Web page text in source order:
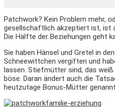
Patchwork? Kein Problem mehr,
gesellschaftlich akzeptiert ist, ist
Die Hälfte der Beziehungen geht
Sie haben Hänsel und Gretel in
Schneewittchen vergiften und
lassen. Stiefmütter sind, das weiß
böse. Daran ändert auch die
heutzutage Bonus-Mütter